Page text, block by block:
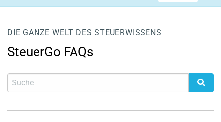
DIE GANZE WELT DES STEUERWISSENS
SteuerGo FAQs